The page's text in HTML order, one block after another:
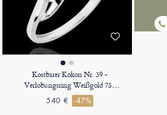
Kostbarer Kokon Nr. 39 -
Verlobungsring Weißgold 750
(18K)
540 € -47%